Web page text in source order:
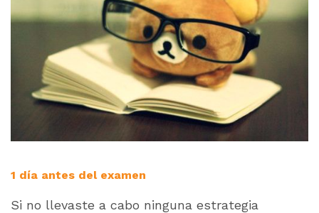
1 día antes del examen
Si no llevaste a cabo ninguna estrategia